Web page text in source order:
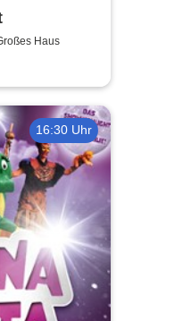
Haus
16:30 Uhr